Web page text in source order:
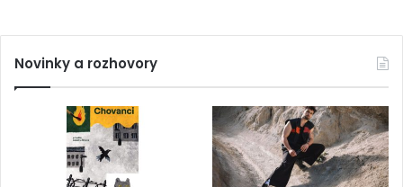
Novinky a rozhovory